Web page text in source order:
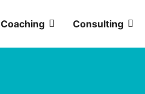
Coaching Consulting